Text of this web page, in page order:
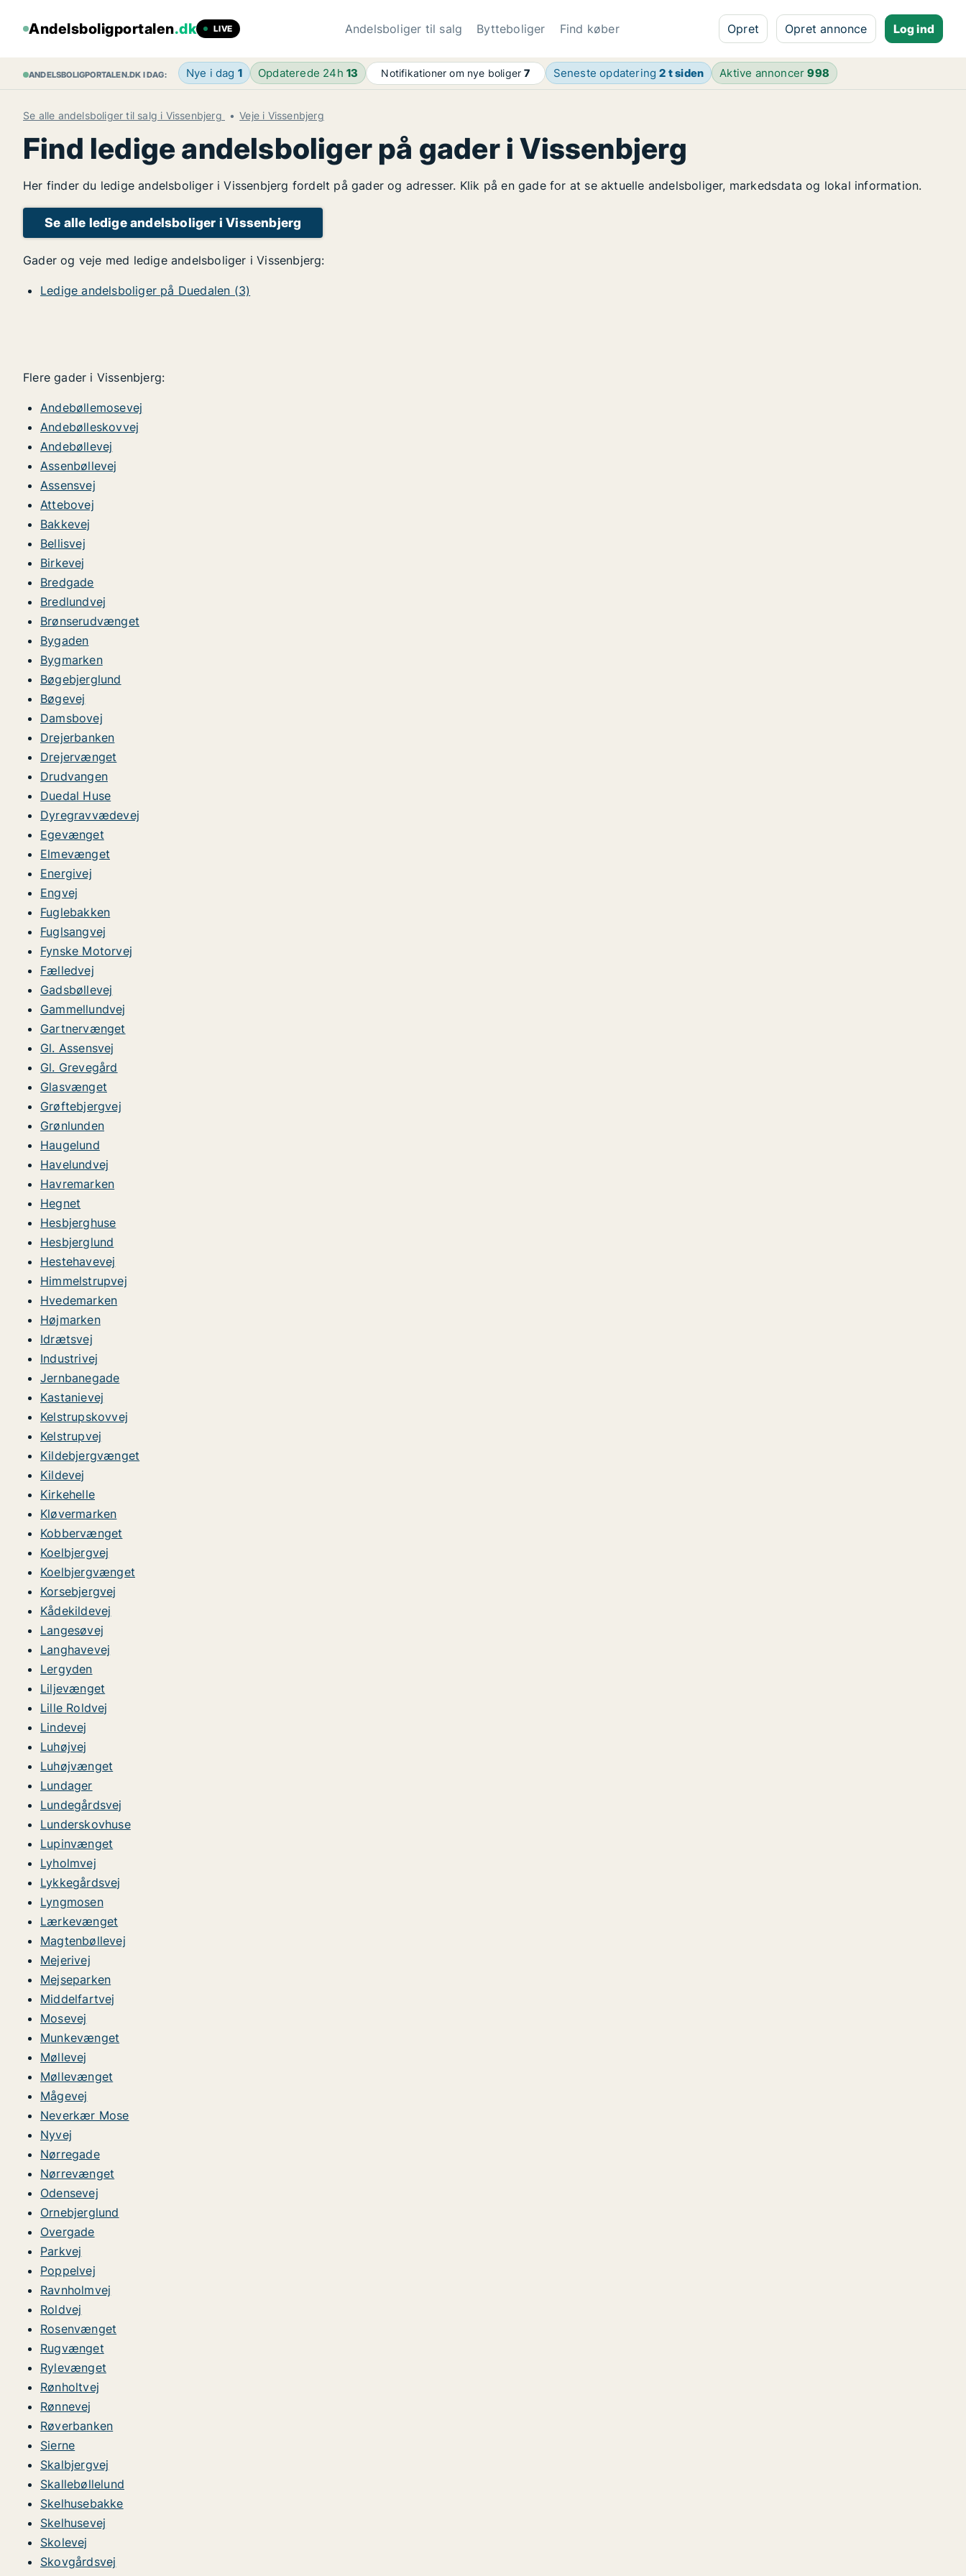
Andelsboligportalen.dk LIVE Andelsboliger til salg Bytteboliger Find køber Opret Opret annonce Log ind
ANDELSBOLIGPORTALEN.DK I DAG: Nye i dag 1 Opdaterede 24h13 Notifikationer om nye boliger7 Seneste opdatering2 t siden Aktive annoncer998
Se alle andelsboliger til salg i Vissenbjerg Veje i Vissenbjerg
Find ledige andelsboliger på gader i Vissenbjerg
Her finder du ledige andelsboliger i Vissenbjerg fordelt på gader og adresser. Klik på en gade for at se aktuelle andelsboliger, markedsdata og lokal information.
Se alle ledige andelsboliger i Vissenbjerg
Gader og veje med ledige andelsboliger i Vissenbjerg:
Ledige andelsboliger på Duedalen (3)
Flere gader i Vissenbjerg:
Andebøllemosevej
Andebølleskovvej
Andebøllevej
Assenbøllevej
Assensvej
Attebovej
Bakkevej
Bellisvej
Birkevej
Bredgade
Bredlundvej
Brønserudvænget
Bygaden
Bygmarken
Bøgebjerglund
Bøgevej
Damsbovej
Drejerbanken
Drejervænget
Drudvangen
Duedal Huse
Dyregravvædevej
Egevænget
Elmevænget
Energivej
Engvej
Fuglebakken
Fuglsangvej
Fynske Motorvej
Fælledvej
Gadsbøllevej
Gammellundvej
Gartnervænget
Gl. Assensvej
Gl. Grevegård
Glasvænget
Grøftebjergvej
Grønlunden
Haugelund
Havelundvej
Havremarken
Hegnet
Hesbjerghuse
Hesbjerglund
Hestehavevej
Himmelstrupvej
Hvedemarken
Højmarken
Idrætsvej
Industrivej
Jernbanegade
Kastanievej
Kelstrupskovvej
Kelstrupvej
Kildebjergvænget
Kildevej
Kirkehelle
Kløvermarken
Kobbervænget
Koelbjergvej
Koelbjergvænget
Korsebjergvej
Kådekildevej
Langesøvej
Langhavevej
Lergyden
Liljevænget
Lille Roldvej
Lindevej
Luhøjvej
Luhøjvænget
Lundager
Lundegårdsvej
Lunderskovhuse
Lupinvænget
Lyholmvej
Lykkegårdsvej
Lyngmosen
Lærkevænget
Magtenbøllevej
Mejerivej
Mejseparken
Middelfartvej
Mosevej
Munkevænget
Møllevej
Møllevænget
Mågevej
Neverkær Mose
Nyvej
Nørregade
Nørrevænget
Odensevej
Ornebjerglund
Overgade
Parkvej
Poppelvej
Ravnholmvej
Roldvej
Rosenvænget
Rugvænget
Rylevænget
Rønholtvej
Rønnevej
Røverbanken
Sierne
Skalbjergvej
Skallebøllelund
Skelhusebakke
Skelhusevej
Skolevej
Skovgårdsvej